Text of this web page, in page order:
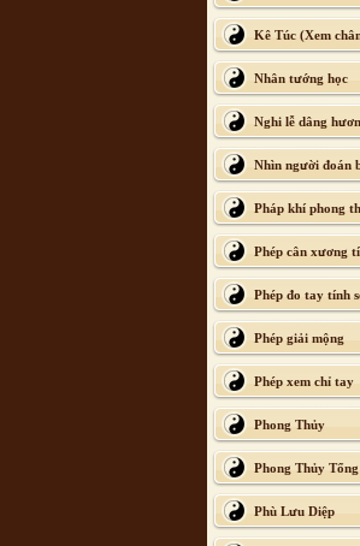
Kê Túc (Xem
Nhân tướng học
Nghi lễ dâng
Nhìn người đoán
Pháp khí phong
Phép cân xương
Phép đo tay tính
Phép giải mộng
Phép xem chỉ tay
Phong Thủy
Phong Thủy
Phù Lưu Diệp